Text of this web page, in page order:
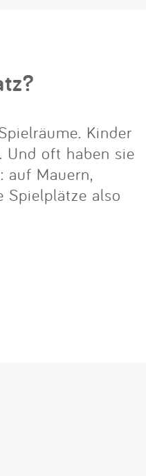
Kinder
Und oft haben sie
auf Mauern,
Spielplätze also